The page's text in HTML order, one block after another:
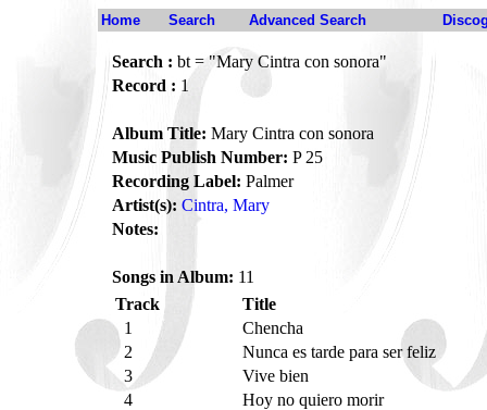
Home Search Advanced Search
Search : bt = "Mary Cintra con sonora"
Record : 1
Album Title: Mary Cintra con sonora
Music Publish Number: P 25
Recording Label: Palmer
Artist(s): Cintra, Mary
Notes:
Songs in Album: 11
Track
Title
1
Chencha
2
Nunca es tarde para ser feliz
3
Vive bien
4
Hoy no quiero morir